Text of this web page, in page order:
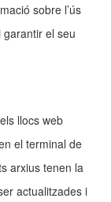
sobre l’ús
garantir el seu
llocs web
el terminal de
arxius tenen la
actualitzades i